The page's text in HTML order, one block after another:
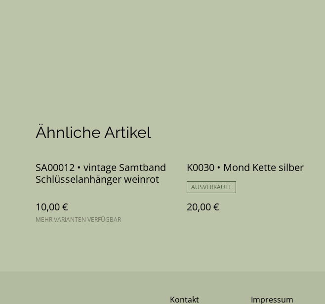
Ähnliche Artikel
SA00012 • vintage Samtband
Schlüsselanhänger weinrot
10,00 €
MEHR VARIANTEN VERFÜGBAR
K0030 • Mond Kette silber
AUSVERKAUFT
20,00 €
Kontakt Impressum